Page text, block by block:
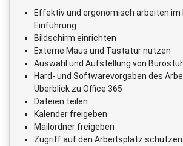
Effektiv und ergonomisch arbeiten im
Einführung
Bildschirm einrichten
Externe Maus und Tastatur nutzen
Auswahl und Aufstellung von
Hard- und Softwarevorgaben des
Überblick zu Office 365
Dateien teilen
Kalender freigeben
Mailordner freigeben
Zugriff auf den Arbeitsplatz schützen